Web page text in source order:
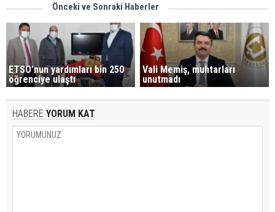
Önceki ve Sonraki Haberler
ETSO’nun yardımları bin 250
öğrenciye ulaştı
Vali Memiş, muhtarları
unutmadı
HABERE YORUM KAT